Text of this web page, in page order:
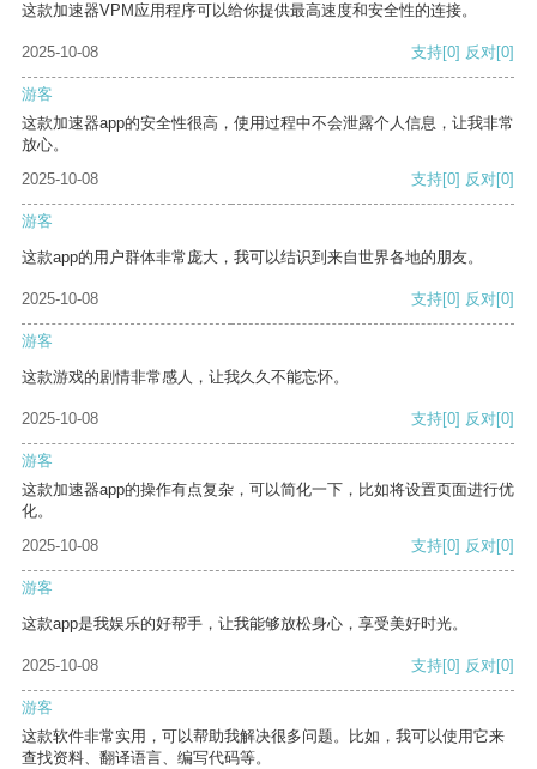
这款加速器VPM应用程序可以给你提供最高速度和安全性的连接。
2025-10-08 支持[0] 反对[0]
游客
这款加速器app的安全性很高，使用过程中不会泄露个人信息，让我非常
放心。
2025-10-08
支持[0] 反对[0]
游客
这款app的用户群体非常庞大，我可以结识到来自世界各地的朋友。
2025-10-08 支持[0] 反对[0]
游客
这款游戏的剧情非常感人，让我久久不能忘怀。
2025-10-08 支持[0] 反对[0]
游客
这款加速器app的操作有点复杂，可以简化一下，比如将设置页面进行优
化。
2025-10-08
支持[0] 反对[0]
游客
这款app是我娱乐的好帮手，让我能够放松身心，享受美好时光。
2025-10-08 支持[0] 反对[0]
游客
这款软件非常实用，可以帮助我解决很多问题。比如，我可以使用它来
查找资料、翻译语言、编写代码等。